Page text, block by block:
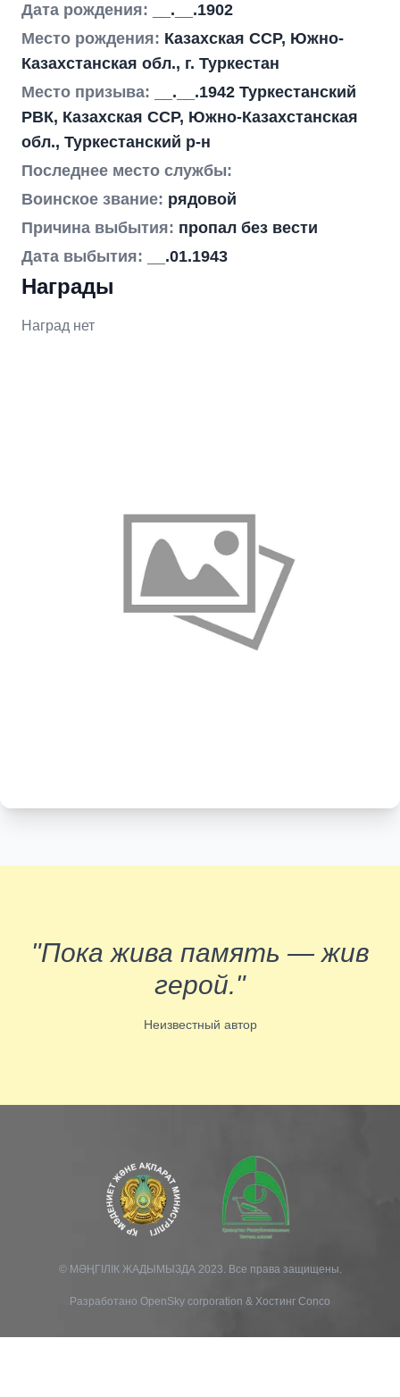
Дата рождения:
__.__.1902
Место рождения: Казахская ССР, Южно-
Казахстанская обл., г. Туркестан
Место призыва:
__.__.1942 Туркестанский
РВК, Казахская ССР, Южно-Казахстанская
обл., Туркестанский р-н
Последнее место службы:
Воинское звание: рядовой
Причина выбытия: пропал без вести
Дата выбытия:
__.01.1943
Награды
Наград нет
"Пока жива память — жив
герой."
Неизвестный автор
© МӘҢГІЛІК ЖАДЫМЫЗДА 2023. Все права защищены.
Разработано OpenSky corporation & Хостинг Conco